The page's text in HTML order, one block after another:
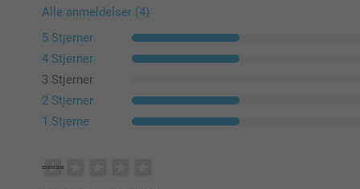
Alle anmeldelser (4)
5 Stjerner
4 Stjerner
3 Stjerner
2 Stjerner
1 Stjerne